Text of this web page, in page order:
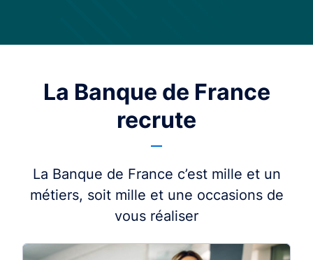
La Banque de France
recrute
La Banque de France c’est mille et un
métiers, soit mille et une occasions de
vous réaliser